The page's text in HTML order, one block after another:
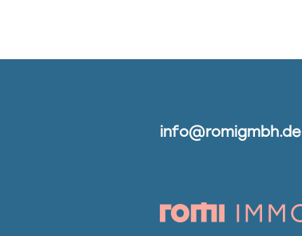
info@romigmbh.de